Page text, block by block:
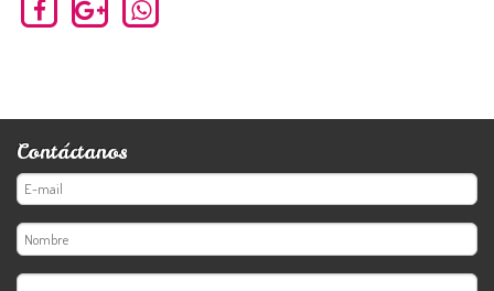
Contáctanos